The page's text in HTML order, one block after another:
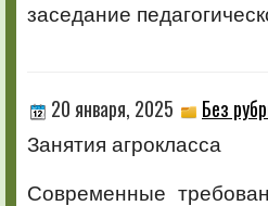
заседание
20 января, 2025 Без
Занятия агрокласса
Современные